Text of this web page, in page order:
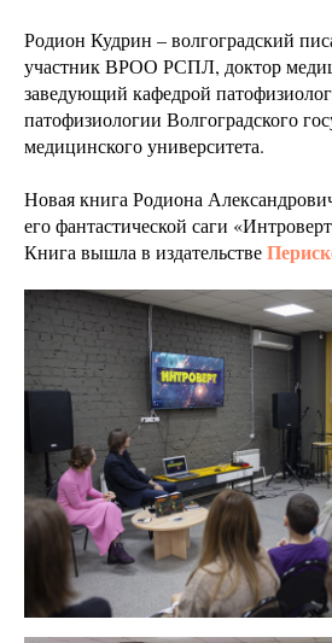
Родион Кудрин – волгоградский
участник ВРОО РСПЛ, доктор
заведующий кафедрой
патофизиологии Волгоградского
медицинского университета.
Новая книга Родиона
его фантастической саги
Книга вышла в издательстве